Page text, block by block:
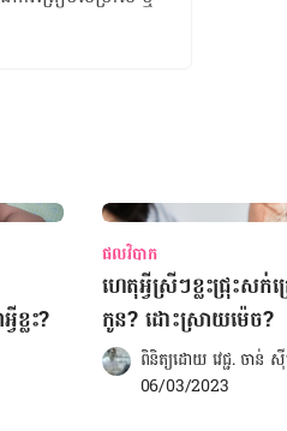
លះ?
ផលវិបាក
ហេតុអ្វីស្រីៗខ្លះជ្រុះស
កូន? ដោះស្រាយម៉េច?
ពិនិត្យដោយ វេជ្ជ. ចាន់
06/03/2023